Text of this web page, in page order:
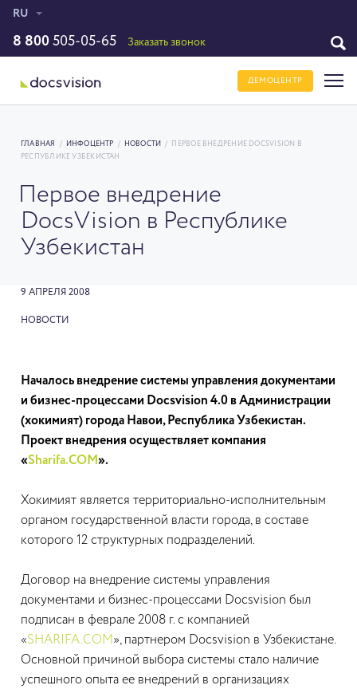
RU
8 800 505-05-65 Заказать звонок
ДЕМОЦЕНТР
ГЛАВНАЯ / ИНФОЦЕНТР / НОВОСТИ /
ПЕРВОЕ ВНЕДРЕНИЕ DOCSVISION В
РЕСПУБЛИКЕ УЗБЕКИСТАН
Первое внедрение
DocsVision в Республике
Узбекистан
9 АПРЕЛЯ 2008
НОВОСТИ
Началось внедрение системы управления документами
и бизнес-процессами Docsvision 4.0 в Администрации
(хокимият) города Навои, Республика Узбекистан.
Проект внедрения осуществляет компания
«Sharifa.COM».
Хокимият является территориально-исполнительным
органом государственной власти города, в составе
которого 12 структурных подразделений.
Договор на внедрение системы управления
документами и бизнес-процессами Docsvision был
подписан в феврале 2008 г. с компанией
«SHARIFA.COM », партнером Docsvision в Узбекистане.
Основной причиной выбора системы стало наличие
успешного опыта ее внедрений в организациях